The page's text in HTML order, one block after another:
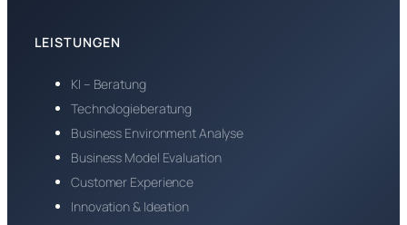
LEISTUNGEN
KI – Beratung
Technologieberatung
Business Environment Analyse
Business Model Evaluation
Customer Experience
Innovation & Ideation